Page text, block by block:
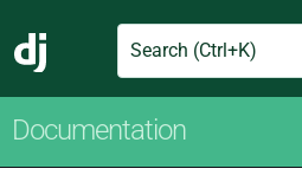
Django
Search
Documentation